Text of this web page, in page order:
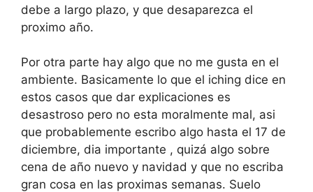
debe a largo plazo, y que desaparezca el
proximo año.
Por otra parte hay algo que no me gusta en el
ambiente. Basicamente lo que el iching dice en
estos casos que dar explicaciones es
desastroso pero no esta moralmente mal, asi
que probablemente escribo algo hasta el 17 de
diciembre, dia importante , quizá algo sobre
cena de año nuevo y navidad y que no escriba
gran cosa en las proximas semanas. Suelo